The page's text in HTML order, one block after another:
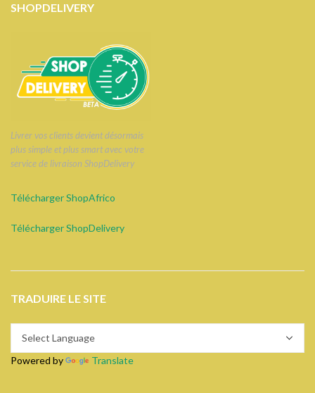
SHOPDELIVERY
Livrer vos clients devient désormais
plus simple et plus smart avec votre
service de livraison ShopDelivery
Télécharger ShopAfrico
Télécharger ShopDelivery
TRADUIRE LE SITE
Powered by Translate